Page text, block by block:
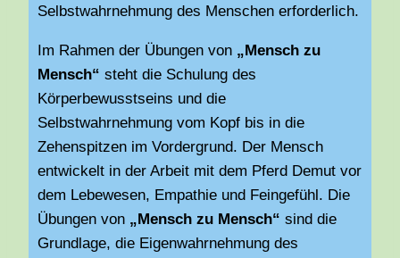
Selbstwahrnehmung des Menschen erforderlich.
Im Rahmen der Übungen von „Mensch zu
Mensch“ steht die Schulung des
Körperbewusstseins und die
Selbstwahrnehmung vom Kopf bis in die
Zehenspitzen im Vordergrund. Der Mensch
entwickelt in der Arbeit mit dem Pferd Demut vor
dem Lebewesen, Empathie und Feingefühl. Die
Übungen von „Mensch zu Mensch“ sind die
Grundlage, die Eigenwahrnehmung des